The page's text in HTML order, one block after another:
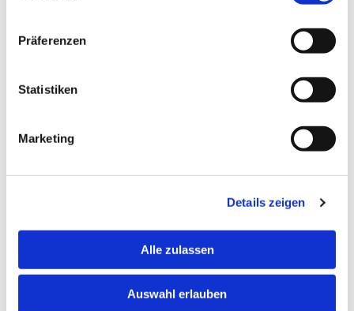
Präferenzen
Statistiken
Marketing
Details zeigen
Alle zulassen
Auswahl erlauben
Ihre Telefonnummer
an folgendem Datum: